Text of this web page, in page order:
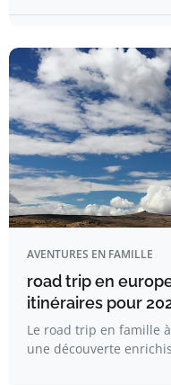
AVENTURES EN FAMILLE
road trip en
itinéraires pour
Le road trip en famille
une découverte